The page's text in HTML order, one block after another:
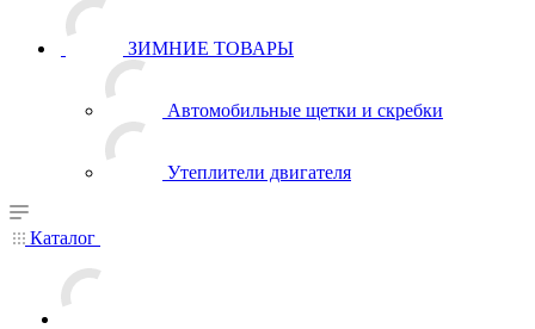
ЗИМНИЕ ТОВАРЫ
Автомобильные щетки и скребки
Утеплители двигателя
Каталог